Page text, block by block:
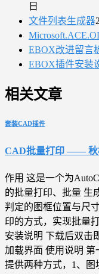
日
文件列表生成器
EBOX改进留言
EBOX插件安装
相关文章
套装CAD插件
CAD批量打印 —— 秋
作用 这是一个为
的批量打印、批量 生
判定的图框位置与尺
印的方式，实现批量
安装说明 下载后双击
加载界面 使用说
提供两种方式，1、图